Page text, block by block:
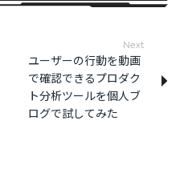
Next
ユーザーの行動を動画
で確認できるプロダク
ト分析ツールを個人ブ
ログで試してみた